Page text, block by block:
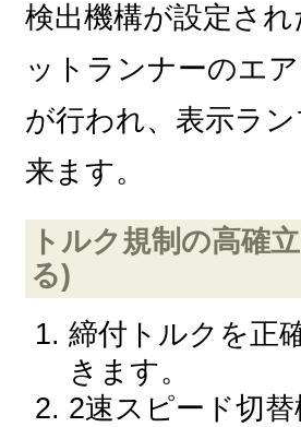
検出機構が設定さ
ットランナーのエ
が行われ、表示ラ
来ます。
トルク規制の高確
る)
締付トルクを正
きます。
2速スピード切